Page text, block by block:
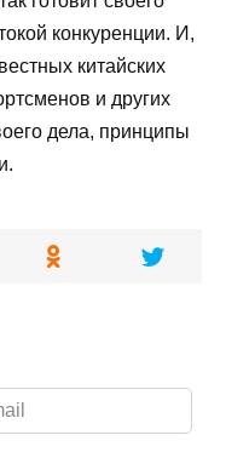
конкуренции. И,
китайских
и других
дела, принципы